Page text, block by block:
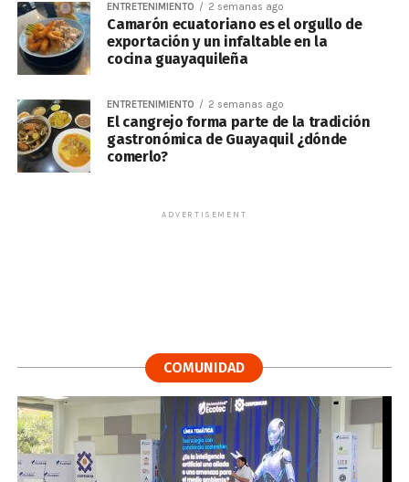
ENTRETENIMIENTO 2 semanas ago
Camarón ecuatoriano es el orgullo de
exportación y un infaltable en la
cocina guayaquileña
ENTRETENIMIENTO 2 semanas ago
El cangrejo forma parte de la tradición
gastronómica de Guayaquil ¿dónde
comerlo?
ADVERTISEMENT
COMUNIDAD